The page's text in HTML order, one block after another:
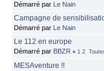
Démarré par Le Nain
Campagne de
Démarré par Le Nain
Le 112 en europe
Démarré par BBZR « 1 2
MESAventure !!